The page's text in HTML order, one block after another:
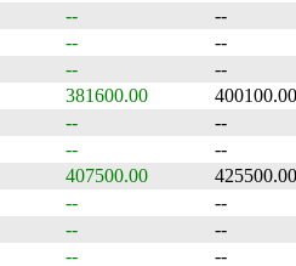
--
--
--
--
--
--
381600.00
400100.00
--
--
--
--
407500.00
425500.00
--
--
--
--
--
--